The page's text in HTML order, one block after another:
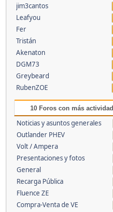
jim3cantos
Leafyou
Fer
Tristán
Akenaton
DGM73
Greybeard
RubenZOE
10 Foros con más actividad
Noticias y asuntos generales
Outlander PHEV
Volt / Ampera
Presentaciones y fotos
General
Recarga Pública
Fluence ZE
Compra-Venta de VE